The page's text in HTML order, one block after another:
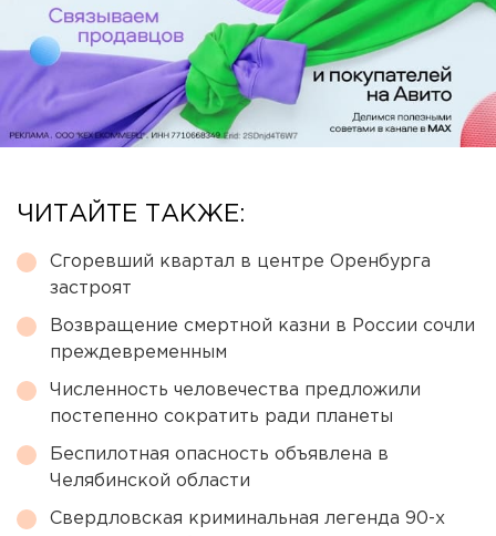
ЧИТАЙТЕ ТАКЖЕ:
Сгоревший квартал в центре Оренбурга
застроят
Возвращение смертной казни в России сочли
преждевременным
Численность человечества предложили
постепенно сократить ради планеты
Беспилотная опасность объявлена в
Челябинской области
Свердловская криминальная легенда 90-х